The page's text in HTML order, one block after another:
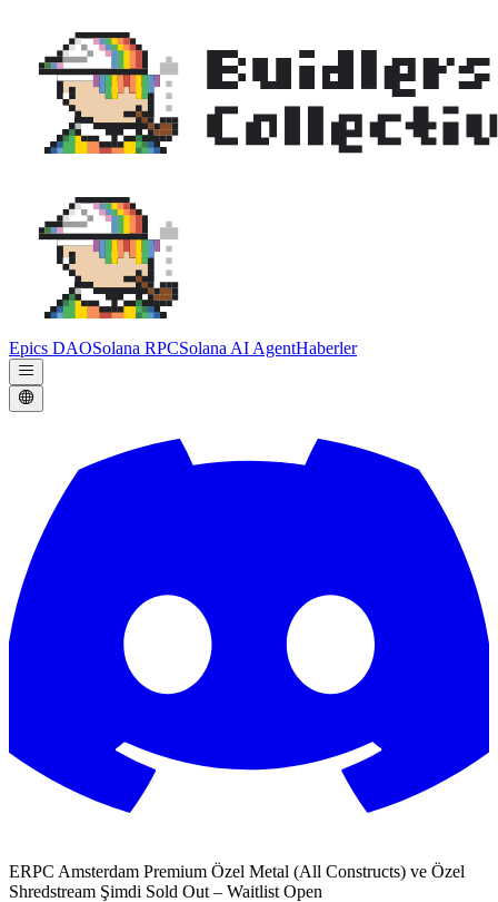
Epics DAOSolana RPCSolana AI AgentHaberler
ERPC Amsterdam Premium Özel Metal (All Constructs) ve Özel
Shredstream Şimdi Sold Out – Waitlist Open